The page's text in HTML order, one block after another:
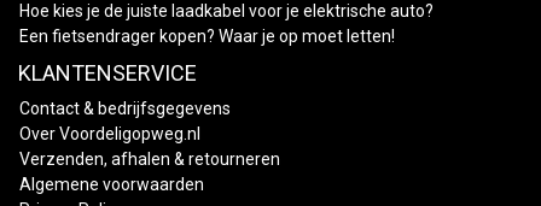
Hoe kies je de juiste laadkabel voor je elektrische auto?
Een fietsendrager kopen? Waar je op moet letten!
KLANTENSERVICE
Contact & bedrijfsgegevens
Over Voordeligopweg.nl
Verzenden, afhalen & retourneren
Algemene voorwaarden